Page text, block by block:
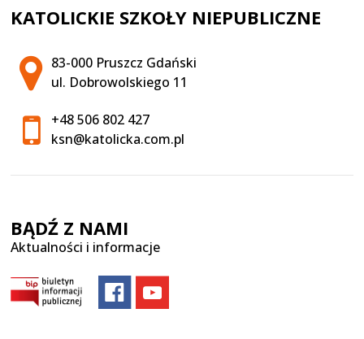
KATOLICKIE SZKOŁY NIEPUBLICZNE
Adres pocztowy:
83-000 Pruszcz Gdański
ul. Dobrowolskiego 11
+48 506 802 427
ksn@katolicka.com.pl
BĄDŹ Z NAMI
Aktualności i informacje